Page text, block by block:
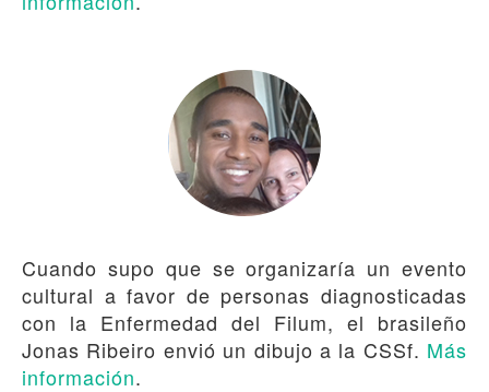
Cuando supo que se organizaría un evento
cultural a favor de personas diagnosticadas
con la Enfermedad del Filum, el brasileño
Jonas Ribeiro envió un dibujo a la CSSf. Más
información.